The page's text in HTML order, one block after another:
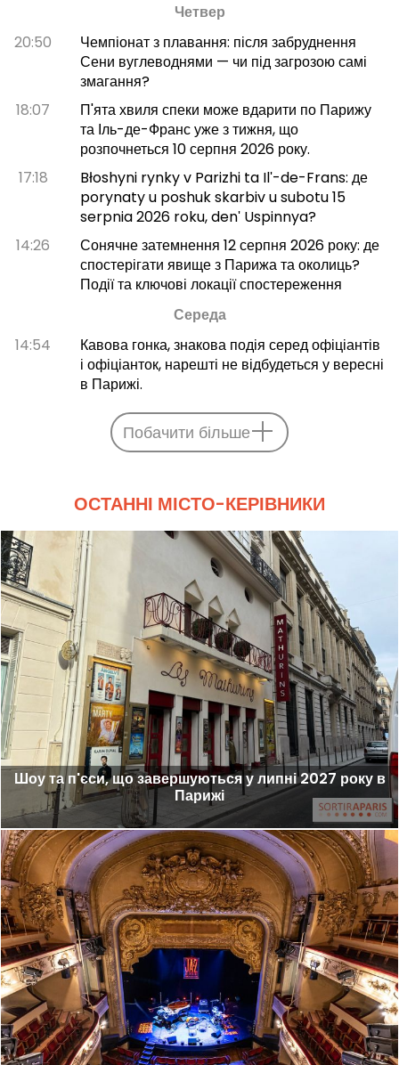
Четвер
20:50
Чемпіонат з плавання: після забруднення
Сени вуглеводнями — чи під загрозою самі
змагання?
18:07
П'ята хвиля спеки може вдарити по Парижу
та Іль-де-Франс уже з тижня, що
розпочнеться 10 серпня 2026 року.
17:18
Błoshyni rynky v Parizhi ta Ilʹ-de-Frans: де
porynaty u poshuk skarbiv u subotu 15
serpnia 2026 roku, denʹ Uspinnya?
14:26
Сонячне затемнення 12 серпня 2026 року: де
спостерігати явище з Парижа та околиць?
Події та ключові локації спостереження
Середа
14:54
Кавова гонка, знакова подія серед офіціантів
і офіціанток, нарешті не відбудеться у вересні
в Парижі.
Побачити більше
ОСТАННІ МІСТО-КЕРІВНИКИ
Шоу та п'єси, що завершуються у липні 2027 року в
Парижі